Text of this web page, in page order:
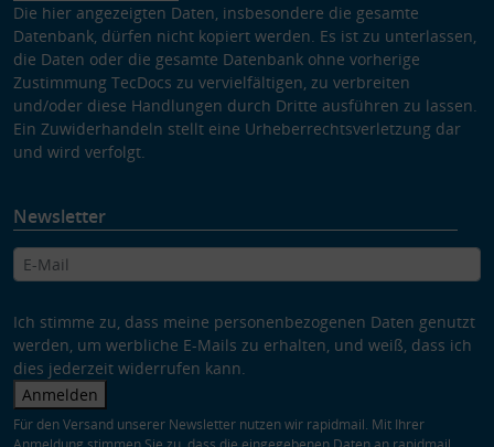
Die hier angezeigten Daten, insbesondere die gesamte
Datenbank, dürfen nicht kopiert werden. Es ist zu unterlassen,
die Daten oder die gesamte Datenbank ohne vorherige
Zustimmung TecDocs zu vervielfältigen, zu verbreiten
und/oder diese Handlungen durch Dritte ausführen zu lassen.
Ein Zuwiderhandeln stellt eine Urheberrechtsverletzung dar
und wird verfolgt.
Newsletter
Ich stimme zu, dass meine personenbezogenen Daten genutzt
werden, um werbliche E-Mails zu erhalten, und weiß, dass ich
dies jederzeit widerrufen kann.
Anmelden
Für den Versand unserer Newsletter nutzen wir rapidmail. Mit Ihrer